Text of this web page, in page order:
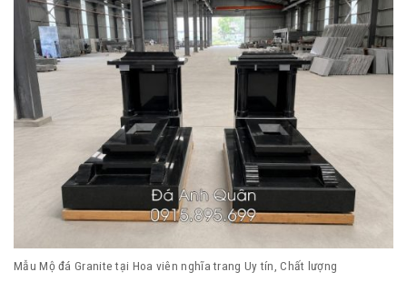
Mẫu Mộ đá Granite tại Hoa viên nghĩa trang Uy tín, Chất lượng